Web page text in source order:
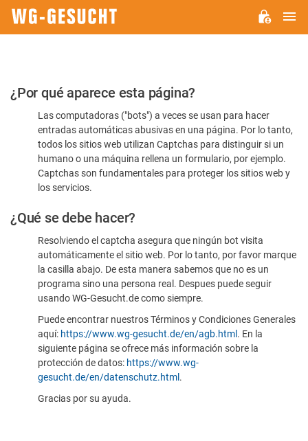
Por
favor,
confirme
humano
¿Por qué aparece esta página?
Las computadoras ("bots") a veces se usan para hacer
entradas automáticas abusivas en una página. Por lo tanto,
todos los sitios web utilizan Captchas para distinguir si un
humano o una máquina rellena un formulario, por ejemplo.
Captchas son fundamentales para proteger los sitios web y
los servicios.
¿Qué se debe hacer?
Resolviendo el captcha asegura que ningún bot visita
automáticamente el sitio web. Por lo tanto, por favor marque
la casilla abajo. De esta manera sabemos que no es un
programa sino una persona real. Despues puede seguir
usando WG-Gesucht.de como siempre.
Puede encontrar nuestros Términos y Condiciones Generales
aquí: https://www.wg-gesucht.de/en/agb.html . En la
siguiente página se ofrece más información sobre la
protección de datos: https://www.wg-
gesucht.de/en/datenschutz.html .
Gracias por su ayuda.